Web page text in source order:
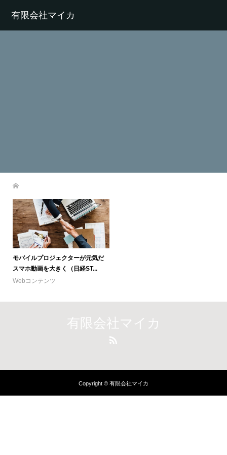
有限会社マイカ
モバイルプロジェクターが元気だ
スマホ動画を大きく（日経ST...
Webコンテンツ
有限会社マイカ
Copyright © 有限会社マイカ